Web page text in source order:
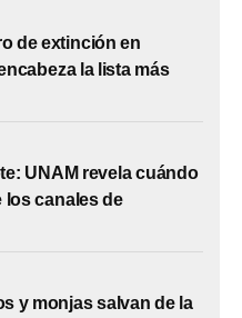
de extinción en
la lista más
UNAM revela cuándo
los canales de
y monjas salvan de la